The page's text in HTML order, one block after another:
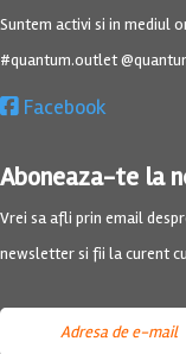
Suntem activi si in mediul
#quantum.outlet
Facebook
Aboneaza-te la
Vrei sa afli prin email
newsletter si fii la curent